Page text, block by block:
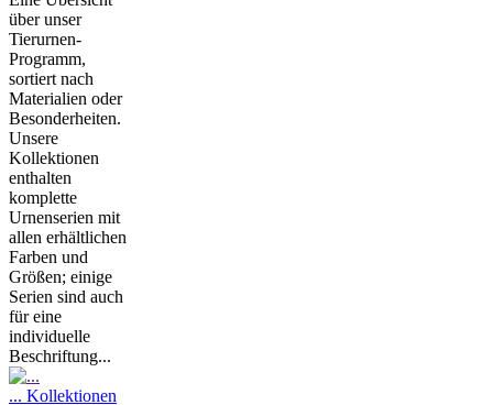
über unser
Tierurnen-
Programm,
sortiert nach
Materialien oder
Besonderheiten.
Unsere
Kollektionen
enthalten
komplette
Urnenserien mit
allen erhältlichen
Farben und
Größen; einige
Serien sind auch
für eine
individuelle
Beschriftung...
... Kollektionen